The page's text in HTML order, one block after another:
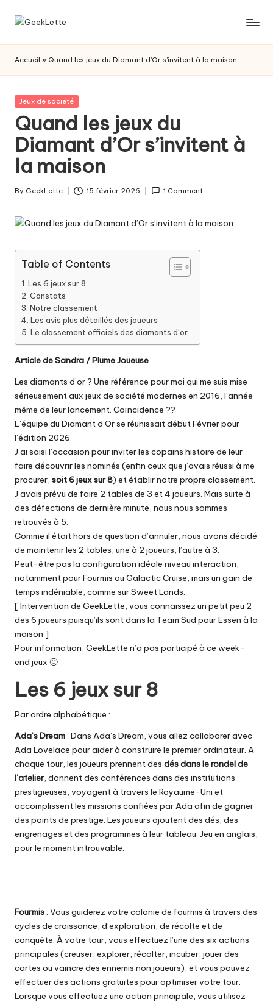
Skip
G
e
e
k
L
e
t
t
e
les
de
société
Accueil » Quand les jeux du Diamant d’Or s’invitent à la maison
Posted
Jeux de société
Quand les jeux du
Diamant d’Or s’invitent à
la maison
Posted
By GeekLette 15 février 2026 1 Comment
Table of Contents
Les 6 jeux sur 8
Constats
Notre classement
Les avis plus détaillés des joueurs
Le classement officiels des diamants d’or
Article de Sandra / Plume Joueuse
Les diamants d’or ? Une référence pour moi qui me suis mise
sérieusement aux jeux de société modernes en 2016, l’année
même de leur lancement. Coïncidence ??
L’équipe du Diamant d’Or se réunissait début Février pour
l’édition 2026.
J’ai saisi l’occasion pour inviter les copains histoire de leur
faire découvrir les nominés (enfin ceux que j’avais réussi à me
procurer, soit 6 jeux sur 8) et établir notre propre classement.
J’avais prévu de faire 2 tables de 3 et 4 joueurs. Mais suite à
des défections de dernière minute, nous nous sommes
retrouvés à 5.
Comme il était hors de question d’annuler, nous avons décidé
de maintenir les 2 tables, une à 2 joueurs, l’autre à 3.
Peut-être pas la configuration idéale niveau interaction,
notamment pour Fourmis ou Galactic Cruise, mais un gain de
temps indéniable, comme sur Sweet Lands.
[ Intervention de GeekLette, vous connaissez un petit peu 2
des 6 joueurs puisqu’ils sont dans la Team Sud pour Essen à la
maison ]
Pour information, GeekLette n’a pas participé à ce week-
end jeux 🙂
Les 6 jeux sur 8
Par ordre alphabétique :
Ada’s Dream: Dans Ada’s Dream, vous allez collaborer avec
Ada Lovelace pour aider à construire le premier ordinateur. A
chaque tour, les joueurs prennent des dés dans le rondel de
l’atelier, donnent des conférences dans des institutions
prestigieuses, voyagent à travers le Royaume-Uni et
accomplissent les missions confiées par Ada afin de gagner
des points de prestige. Les joueurs ajoutent des dés, des
engrenages et des programmes à leur tableau. Jeu en anglais,
pour le moment introuvable.
Fourmis: Vous guiderez votre colonie de fourmis à travers des
cycles de croissance, d’exploration, de récolte et de
conquête. À votre tour, vous effectuez l’une des six actions
principales (creuser, explorer, récolter, incuber, jouer des
cartes ou vaincre des ennemis non joueurs), et vous pouvez
effectuer des actions gratuites pour optimiser votre tour.
Lorsque vous effectuez une action principale, vous utilisez